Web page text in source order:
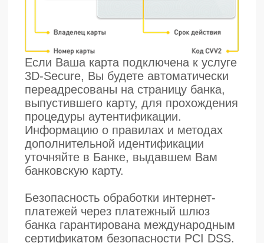
применением технологии шифрования
посторонним лицам.
Советы и рекомендации по
необходимым мерам безопасности
проведения платежей с
использованием банковской карты:
1. берегите свои пластиковые карты
так же, как бережете наличные деньги.
Не забывайте их в машине,
ресторане, магазине и т.д.
2. никогда не передавайте полный
номер своей кредитной карты по
телефону каким-либо лицам или
компаниям
телефона для экстренной связи с
банком, выпустившим вашу карту, и в
случае ее утраты немедленно
свяжитесь с банком
4. вводите реквизиты карты только